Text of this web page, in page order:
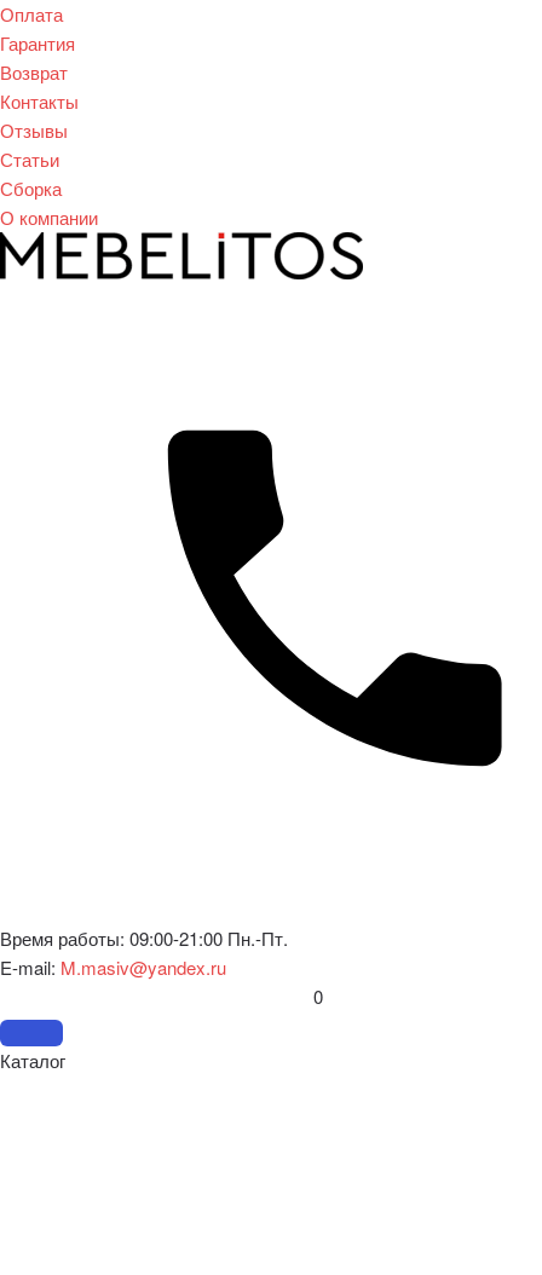
Оплата
Гарантия
Возврат
Контакты
Отзывы
Статьи
Сборка
О компании
Время работы: 09:00-21:00 Пн.-Пт.
E-mail: M.masiv@yandex.ru
0
Каталог